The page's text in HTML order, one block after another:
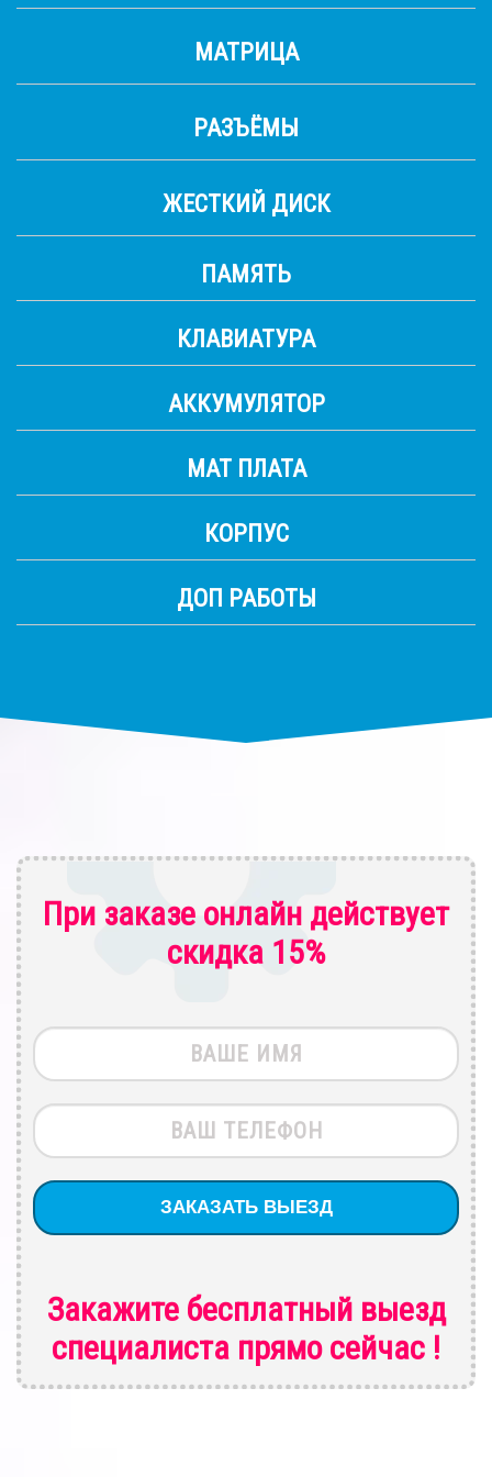
МАТРИЦА
РАЗЪЁМЫ
ЖЕСТКИЙ ДИСК
ПАМЯТЬ
КЛАВИАТУРА
АККУМУЛЯТОР
МАТ ПЛАТА
КОРПУС
ДОП РАБОТЫ
При заказе онлайн действует
скидка 15%
Закажите бесплатный выезд
специалиста прямо сейчас !